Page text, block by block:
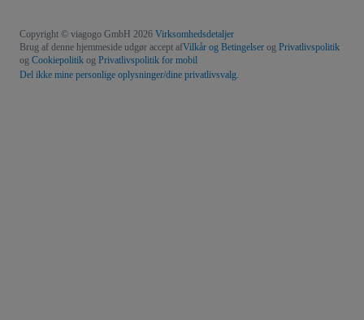
Copyright © viagogo GmbH 2026 Virksomhedsdetaljer
Brug af denne hjemmeside udgør accept afVilkår og Betingelser og Privatlivspolitik
og Cookiepolitik og Privatlivspolitik for mobil
Del ikke mine personlige oplysninger/dine privatlivsvalg.